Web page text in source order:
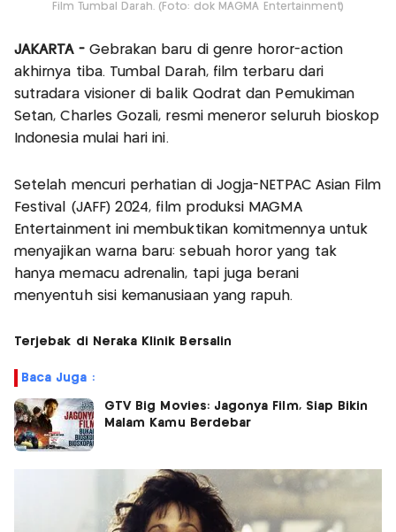
Film Tumbal Darah. (Foto: dok MAGMA Entertainment)
JAKARTA -Gebrakan baru di genre horor-action
akhirnya tiba. Tumbal Darah, film terbaru dari
sutradara visioner di balik Qodrat dan Pemukiman
Setan, Charles Gozali, resmi meneror seluruh bioskop
Indonesia mulai hari ini.
Setelah mencuri perhatian di Jogja-NETPAC Asian Film
Festival (JAFF) 2024, film produksi MAGMA
Entertainment ini membuktikan komitmennya untuk
menyajikan warna baru: sebuah horor yang tak
hanya memacu adrenalin, tapi juga berani
menyentuh sisi kemanusiaan yang rapuh.
Terjebak di Neraka Klinik Bersalin
Baca Juga :
GTV Big Movies: Jagonya Film, Siap Bikin
Malam Kamu Berdebar